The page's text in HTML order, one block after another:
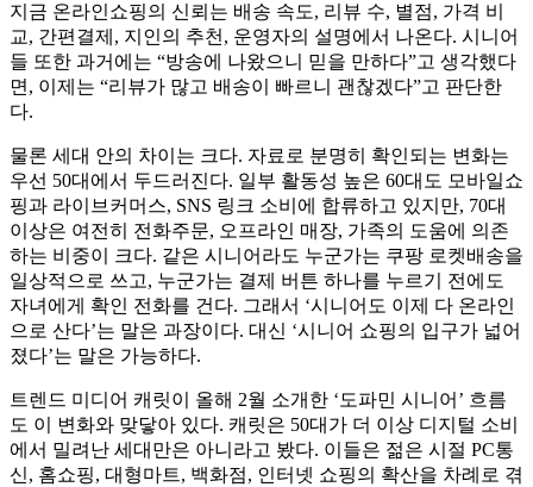
지금 온라인쇼핑의 신뢰는 배송 속도, 리뷰 수, 별점, 가격 비
교, 간편결제, 지인의 추천, 운영자의 설명에서 나온다. 시니어
들 또한 과거에는 “방송에 나왔으니 믿을 만하다”고 생각했다
면, 이제는 “리뷰가 많고 배송이 빠르니 괜찮겠다”고 판단한
다.
물론 세대 안의 차이는 크다. 자료로 분명히 확인되는 변화는
우선 50대에서 두드러진다. 일부 활동성 높은 60대도 모바일쇼
핑과 라이브커머스, SNS 링크 소비에 합류하고 있지만, 70대
이상은 여전히 전화주문, 오프라인 매장, 가족의 도움에 의존
하는 비중이 크다. 같은 시니어라도 누군가는 쿠팡 로켓배송을
일상적으로 쓰고, 누군가는 결제 버튼 하나를 누르기 전에도
자녀에게 확인 전화를 건다. 그래서 ‘시니어도 이제 다 온라인
으로 산다’는 말은 과장이다. 대신 ‘시니어 쇼핑의 입구가 넓어
졌다’는 말은 가능하다.
트렌드 미디어 캐릿이 올해 2월 소개한 ‘도파민 시니어’ 흐름
도 이 변화와 맞닿아 있다. 캐릿은 50대가 더 이상 디지털 소비
에서 밀려난 세대만은 아니라고 봤다. 이들은 젊은 시절 PC통
신, 홈쇼핑, 대형마트, 백화점, 인터넷 쇼핑의 확산을 차례로 겪